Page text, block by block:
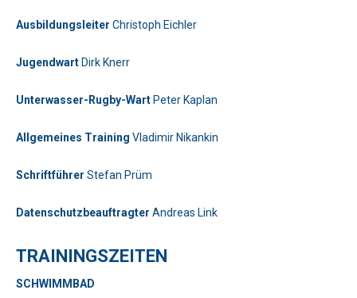
Bitte beweise, dass du kein Spambot bist und wähle das
Bitte beweise, dass du kein Spambot bist und wähle das
Bitte beweise, dass du kein Spambot bist und wähle das
Symbol
Bitte lasse dieses Feld leer.
Ausbildungsleiter Christoph Eichler
JugendwartDirk Knerr
Unterwasser-Rugby-WartPeter Kaplan
Allgemeines Training Vladimir Nikankin
Schriftführer Stefan Prüm
Datenschutzbeauftragter Andreas Link
TRAININGSZEITEN
SCHWIMMBAD